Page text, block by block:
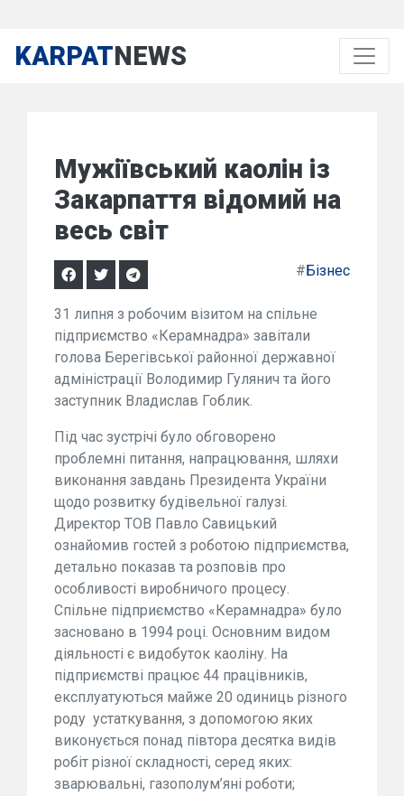
KARPATNEWS
Мужіївський каолін із
Закарпаття відомий на
весь світ
#Бізнес
31 липня з робочим візитом на спільне
підприємство «Керамнадра» завітали
голова Берегівської районної державної
адміністрації Володимир Гулянич та його
заступник Владислав Гоблик.
Під час зустрічі було обговорено
проблемні питання, напрацювання, шляхи
виконання завдань Президента України
щодо розвитку будівельної галузі.
Директор ТОВ Павло Савицький
ознайомив гостей з роботою підприємства,
детально показав та розповів про
особливості виробничого процесу.
Спільне підприємство «Керамнадра» було
засновано в 1994 році. Основним видом
діяльності є видобуток каоліну. На
підприємстві працює 44 працівників,
експлуатуються майже 20 одиниць різного
роду устаткування, з допомогою яких
виконується понад півтора десятка видів
робіт різної складності, серед яких:
зварювальні, газополум’яні роботи;